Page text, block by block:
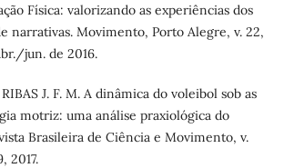
Física: valorizando as experiências dos
narrativas. Movimento, Porto Alegre, v. 22,
jun. de 2016.
J. F. M. A dinâmica do voleibol sob as
motriz: uma análise praxiológica do
Brasileira de Ciência e Movimento, v.
2017.